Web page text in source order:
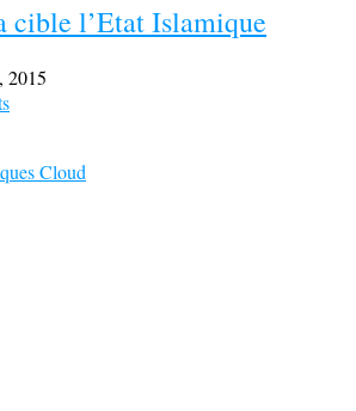
cible l’Etat Islamique
2015